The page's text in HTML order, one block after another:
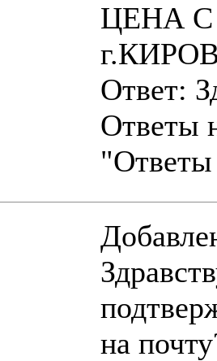
ЦЕНА
Ответ:
Ответы
на